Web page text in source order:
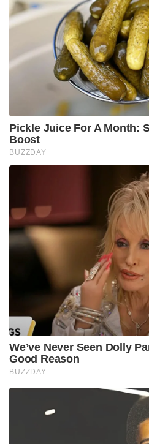
Pickle Juice For A Month:
Boost
BUZZDAY
We’ve Never Seen Dolly
Good Reason
BUZZDAY